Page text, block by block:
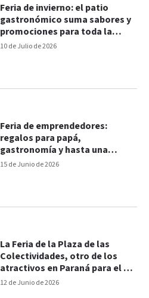
10 de Julio de 2026
Feria de invierno: el patio
gastronómico suma sabores y
promociones para toda la
familia
15 de Junio de 2026
Feria de emprendedores:
regalos para papá,
gastronomía y hasta una
"piedra del éxito" como cábala
12 de Junio de 2026
La Feria de la Plaza de las
Colectividades, otro de los
atractivos en Paraná para el fin
de semana largo